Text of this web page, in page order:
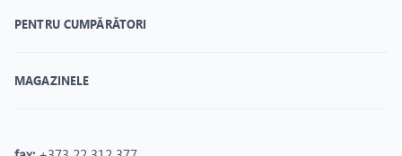
PENTRU CUMPĂRĂTORI
MAGAZINELE